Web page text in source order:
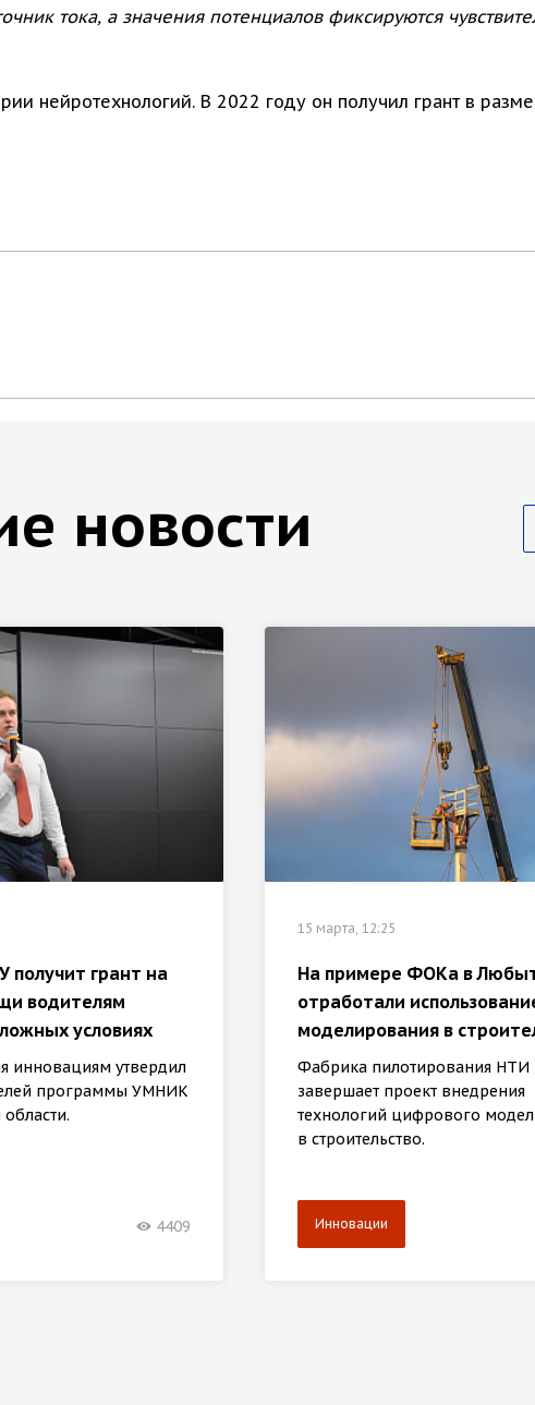
тока, а значения потенциалов фиксируются
нейротехнологий. В 2022 году он получил грант в
новости
получит грант на
водителям
условиях
инновациям утвердил
программы УМНИК
4409
15 марта, 12:25
На примере ФОКа в
отработали
моделирования в
Фабрика пилотирования НТИ
завершает проект внедрения
технологий цифрового
в строительство.
Инновации